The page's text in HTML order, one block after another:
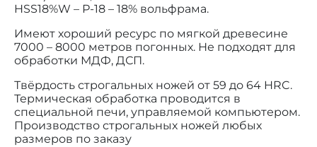
HSS18%W – Р-18 – 18% вольфрама.
Имеют хороший ресурс по мягкой древесине
7000 – 8000 метров погонных. Не подходят для
обработки МДФ, ДСП.
Твёрдость строгальных ножей от 59 до 64 HRC.
Термическая обработка проводится в
специальной печи, управляемой компьютером.
Производство строгальных ножей любых
размеров по заказу